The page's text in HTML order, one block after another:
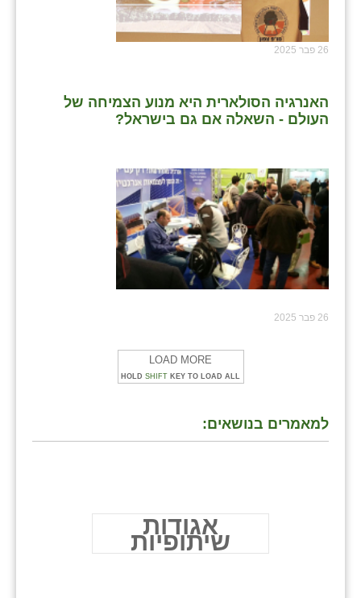
26 פבר 2025
האנרגיה הסולארית היא מנוע הצמיחה של
העולם - השאלה אם גם בישראל?
26 פבר 2025
LOAD MORE
HOLD SHIFT KEY TO LOAD ALL
למאמרים בנושאים:
אגודות
שיתופיות